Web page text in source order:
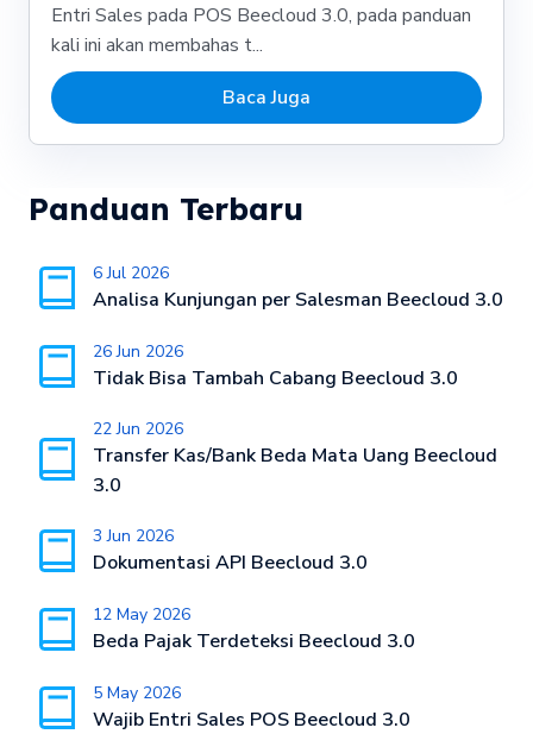
Entri Sales pada POS Beecloud 3.0, pada panduan
kali ini akan membahas t...
Baca Juga
Panduan Terbaru
6 Jul 2026
Analisa Kunjungan per Salesman Beecloud 3.0
26 Jun 2026
Tidak Bisa Tambah Cabang Beecloud 3.0
22 Jun 2026
Transfer Kas/Bank Beda Mata Uang Beecloud
3.0
3 Jun 2026
Dokumentasi API Beecloud 3.0
12 May 2026
Beda Pajak Terdeteksi Beecloud 3.0
5 May 2026
Wajib Entri Sales POS Beecloud 3.0